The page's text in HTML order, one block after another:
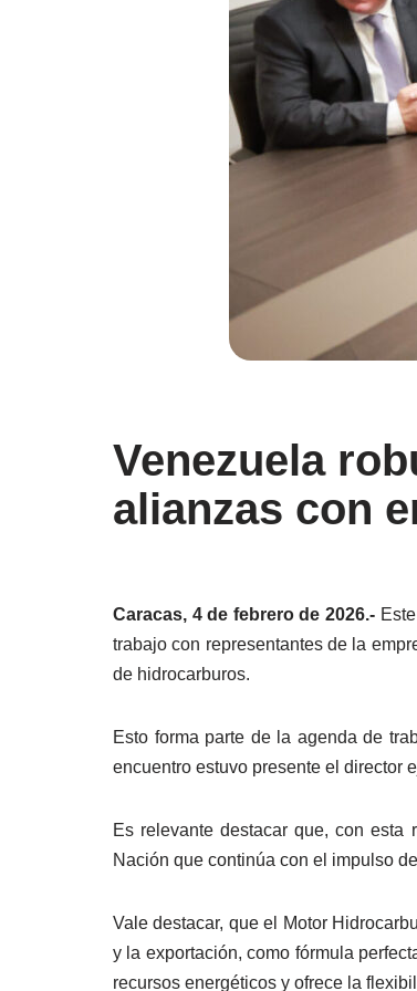
Venezuela
alianzas con
Caracas, 4 de febrero de 2026.-Este
trabajo con representantes de la
de hidrocarburos.
Esto forma parte de la agenda de
encuentro estuvo presente el director
Es relevante destacar que, con esta
Nación que continúa con el impulso
Vale destacar, que el Motor
y la exportación, como fórmula
recursos energéticos y ofrece la